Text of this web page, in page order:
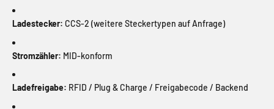
Ladestecker: CCS-2 (weitere Steckertypen auf Anfrage)
Stromzähler: MID-konform
Ladefreigabe: RFID / Plug & Charge / Freigabecode / Backend